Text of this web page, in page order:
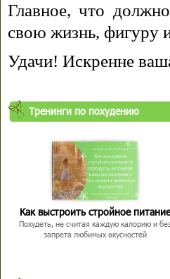
Главное, что
свою жизнь, фигуру
Удачи! Искренне
Тренинги по похудению
Как выстроить стройное питание
Похудеть, не считая каждую калорию и
запрета любимых вкусностей